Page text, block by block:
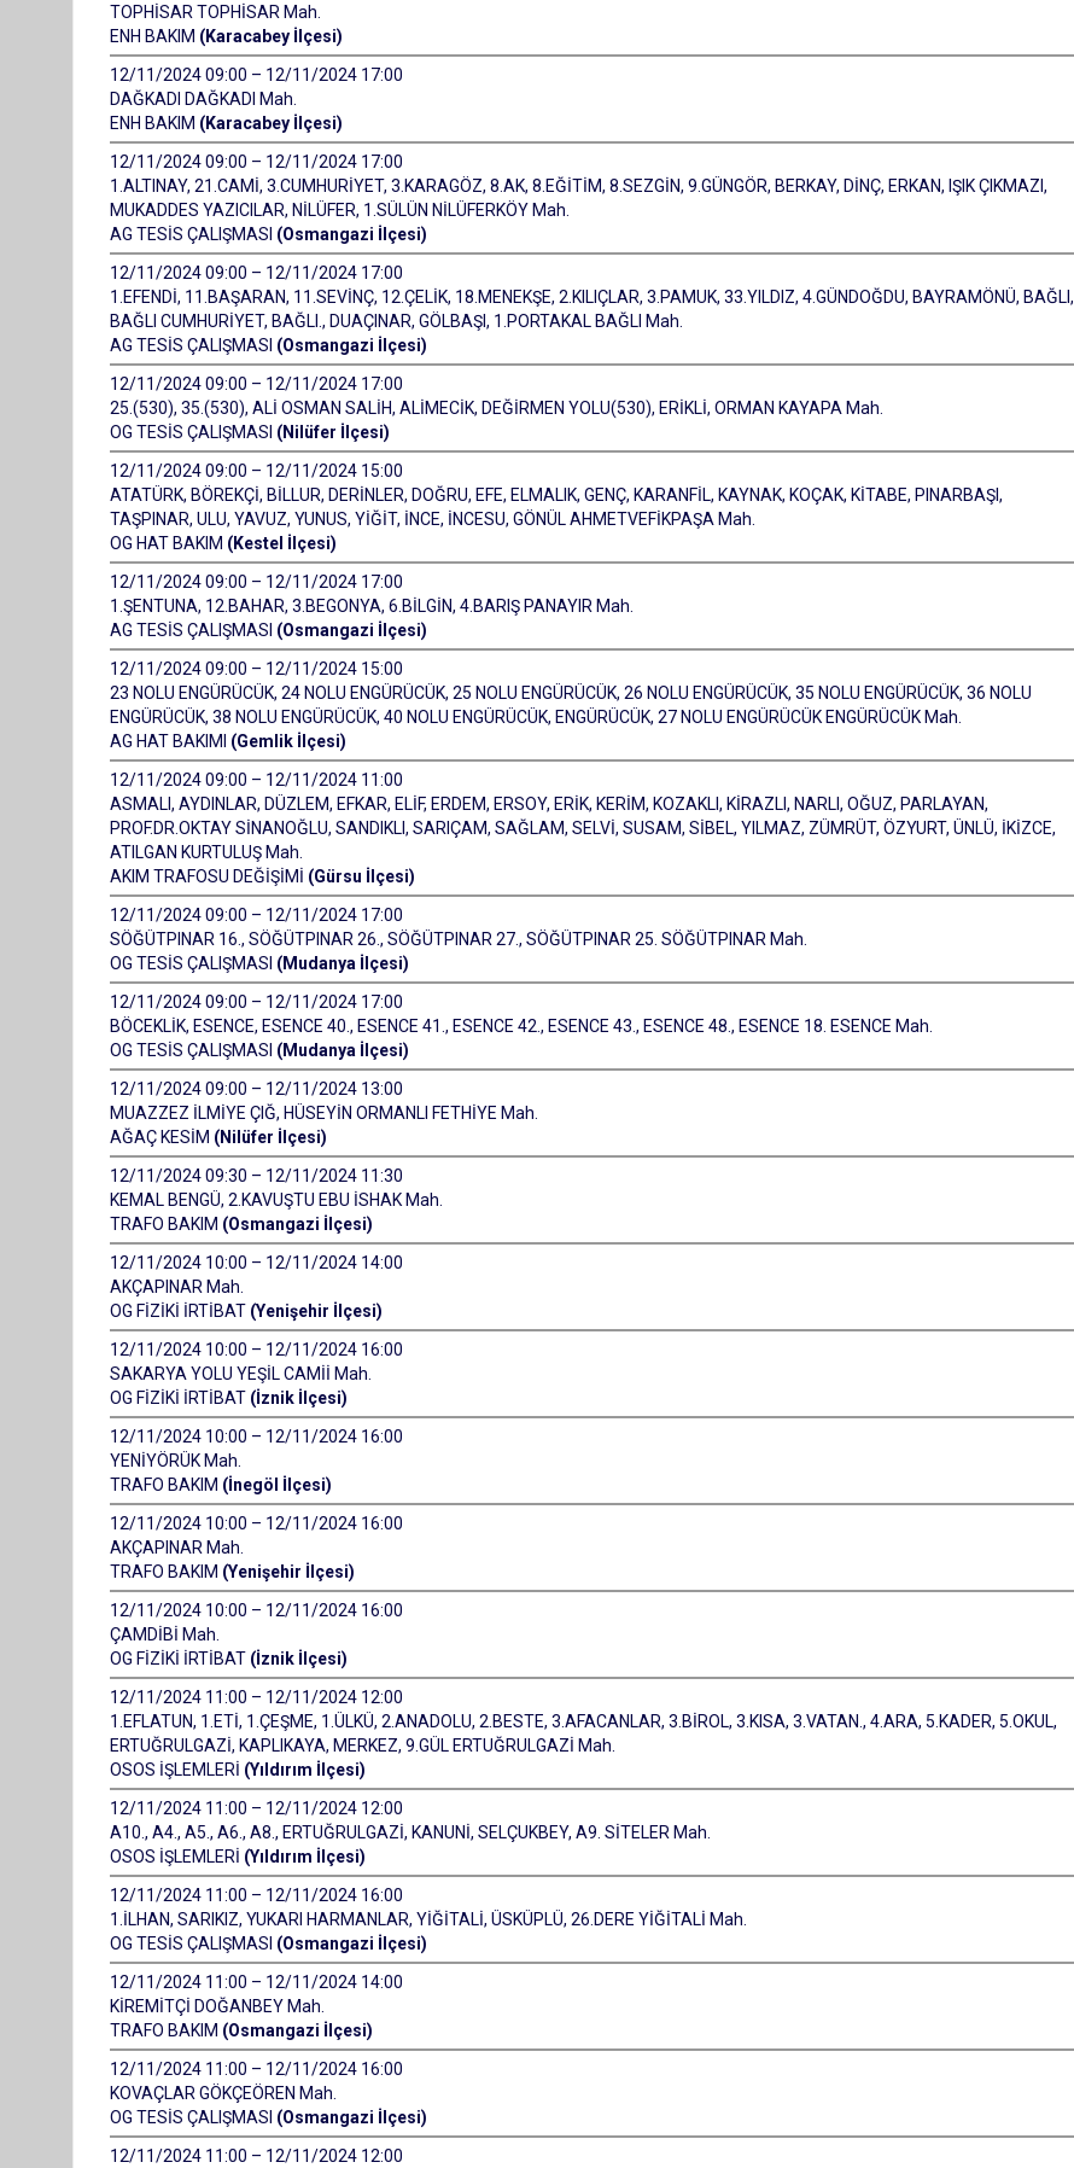
TOPHİSAR TOPHİSAR Mah.
ENH BAKIM (Karacabey İlçesi)
12/11/2024 09:00 – 12/11/2024 17:00
DAĞKADI DAĞKADI Mah.
ENH BAKIM (Karacabey İlçesi)
12/11/2024 09:00 – 12/11/2024 17:00
1.ALTINAY, 21.CAMİ, 3.CUMHURİYET, 3.KARAGÖZ, 8.AK, 8.EĞİTİM, 8.SEZGİN, 9.GÜNGÖR, BERKAY, DİNÇ, ERKAN, IŞIK ÇIKMAZI,
MUKADDES YAZICILAR, NİLÜFER, 1.SÜLÜN NİLÜFERKÖY Mah.
AG TESİS ÇALIŞMASI (Osmangazi İlçesi)
12/11/2024 09:00 – 12/11/2024 17:00
1.EFENDİ, 11.BAŞARAN, 11.SEVİNÇ, 12.ÇELİK, 18.MENEKŞE, 2.KILIÇLAR, 3.PAMUK, 33.YILDIZ, 4.GÜNDOĞDU, BAYRAMÖNÜ, BAĞLI,
BAĞLI CUMHURİYET, BAĞLI., DUAÇINAR, GÖLBAŞI, 1.PORTAKAL BAĞLI Mah.
AG TESİS ÇALIŞMASI (Osmangazi İlçesi)
12/11/2024 09:00 – 12/11/2024 17:00
25.(530), 35.(530), ALİ OSMAN SALİH, ALİMECİK, DEĞİRMEN YOLU(530), ERİKLİ, ORMAN KAYAPA Mah.
OG TESİS ÇALIŞMASI (Nilüfer İlçesi)
12/11/2024 09:00 – 12/11/2024 15:00
ATATÜRK, BÖREKÇİ, BİLLUR, DERİNLER, DOĞRU, EFE, ELMALIK, GENÇ, KARANFİL, KAYNAK, KOÇAK, KİTABE, PINARBAŞI,
TAŞPINAR, ULU, YAVUZ, YUNUS, YİĞİT, İNCE, İNCESU, GÖNÜL AHMETVEFİKPAŞA Mah.
OG HAT BAKIM (Kestel İlçesi)
12/11/2024 09:00 – 12/11/2024 17:00
1.ŞENTUNA, 12.BAHAR, 3.BEGONYA, 6.BİLGİN, 4.BARIŞ PANAYIR Mah.
AG TESİS ÇALIŞMASI (Osmangazi İlçesi)
12/11/2024 09:00 – 12/11/2024 15:00
23 NOLU ENGÜRÜCÜK, 24 NOLU ENGÜRÜCÜK, 25 NOLU ENGÜRÜCÜK, 26 NOLU ENGÜRÜCÜK, 35 NOLU ENGÜRÜCÜK, 36 NOLU
ENGÜRÜCÜK, 38 NOLU ENGÜRÜCÜK, 40 NOLU ENGÜRÜCÜK, ENGÜRÜCÜK, 27 NOLU ENGÜRÜCÜK ENGÜRÜCÜK Mah.
AG HAT BAKIMI (Gemlik İlçesi)
12/11/2024 09:00 – 12/11/2024 11:00
ASMALI, AYDINLAR, DÜZLEM, EFKAR, ELİF, ERDEM, ERSOY, ERİK, KERİM, KOZAKLI, KİRAZLI, NARLI, OĞUZ, PARLAYAN,
PROF.DR.OKTAY SİNANOĞLU, SANDIKLI, SARIÇAM, SAĞLAM, SELVİ, SUSAM, SİBEL, YILMAZ, ZÜMRÜT, ÖZYURT, ÜNLÜ, İKİZCE,
ATILGAN KURTULUŞ Mah.
AKIM TRAFOSU DEĞİŞİMİ (Gürsu İlçesi)
12/11/2024 09:00 – 12/11/2024 17:00
SÖĞÜTPINAR 16., SÖĞÜTPINAR 26., SÖĞÜTPINAR 27., SÖĞÜTPINAR 25. SÖĞÜTPINAR Mah.
OG TESİS ÇALIŞMASI (Mudanya İlçesi)
12/11/2024 09:00 – 12/11/2024 17:00
BÖCEKLİK, ESENCE, ESENCE 40., ESENCE 41., ESENCE 42., ESENCE 43., ESENCE 48., ESENCE 18. ESENCE Mah.
OG TESİS ÇALIŞMASI (Mudanya İlçesi)
12/11/2024 09:00 – 12/11/2024 13:00
MUAZZEZ İLMİYE ÇIĞ, HÜSEYİN ORMANLI FETHİYE Mah.
AĞAÇ KESİM (Nilüfer İlçesi)
12/11/2024 09:30 – 12/11/2024 11:30
KEMAL BENGÜ, 2.KAVUŞTU EBU İSHAK Mah.
TRAFO BAKIM (Osmangazi İlçesi)
12/11/2024 10:00 – 12/11/2024 14:00
AKÇAPINAR Mah.
OG FİZİKİ İRTİBAT (Yenişehir İlçesi)
12/11/2024 10:00 – 12/11/2024 16:00
SAKARYA YOLU YEŞİL CAMİİ Mah.
OG FİZİKİ İRTİBAT (İznik İlçesi)
12/11/2024 10:00 – 12/11/2024 16:00
YENİYÖRÜK Mah.
TRAFO BAKIM (İnegöl İlçesi)
12/11/2024 10:00 – 12/11/2024 16:00
AKÇAPINAR Mah.
TRAFO BAKIM (Yenişehir İlçesi)
12/11/2024 10:00 – 12/11/2024 16:00
ÇAMDİBİ Mah.
OG FİZİKİ İRTİBAT (İznik İlçesi)
12/11/2024 11:00 – 12/11/2024 12:00
1.EFLATUN, 1.ETİ, 1.ÇEŞME, 1.ÜLKÜ, 2.ANADOLU, 2.BESTE, 3.AFACANLAR, 3.BİROL, 3.KISA, 3.VATAN., 4.ARA, 5.KADER, 5.OKUL,
ERTUĞRULGAZİ, KAPLIKAYA, MERKEZ, 9.GÜL ERTUĞRULGAZİ Mah.
OSOS İŞLEMLERİ (Yıldırım İlçesi)
12/11/2024 11:00 – 12/11/2024 12:00
A10., A4., A5., A6., A8., ERTUĞRULGAZİ, KANUNİ, SELÇUKBEY, A9. SİTELER Mah.
OSOS İŞLEMLERİ (Yıldırım İlçesi)
12/11/2024 11:00 – 12/11/2024 16:00
1.İLHAN, SARIKIZ, YUKARI HARMANLAR, YİĞİTALİ, ÜSKÜPLÜ, 26.DERE YİĞİTALİ Mah.
OG TESİS ÇALIŞMASI (Osmangazi İlçesi)
12/11/2024 11:00 – 12/11/2024 14:00
KİREMİTÇİ DOĞANBEY Mah.
TRAFO BAKIM (Osmangazi İlçesi)
12/11/2024 11:00 – 12/11/2024 16:00
KOVAÇLAR GÖKÇEÖREN Mah.
OG TESİS ÇALIŞMASI (Osmangazi İlçesi)
12/11/2024 11:00 – 12/11/2024 12:00